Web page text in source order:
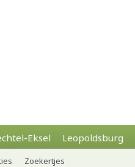
Eksel Leopoldsburg
Zoekertjes